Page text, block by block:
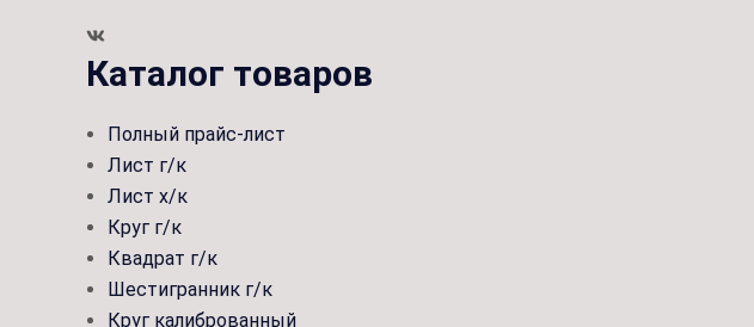
Каталог товаров
Полный прайс-лист
Лист г/к
Лист х/к
Круг г/к
Квадрат г/к
Шестигранник г/к
Круг калиброванный